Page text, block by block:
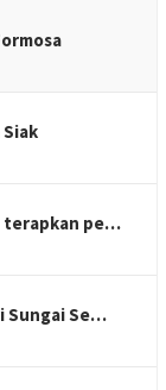
terapkan pe…
Sungai Se…